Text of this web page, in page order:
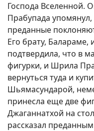
Господа Вселенной.
Прабупада
преданные
Его брату, Балараме,
подтвердила, что в
фигурки, и Шрила
вернуться туда и
Шьямасундарой,
принесла еще две
Джаганнатхой на
рассказал